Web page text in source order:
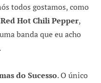
todos gostamos, como
Red Hot Chili Pepper,
banda que eu acho
do Sucesso. O único